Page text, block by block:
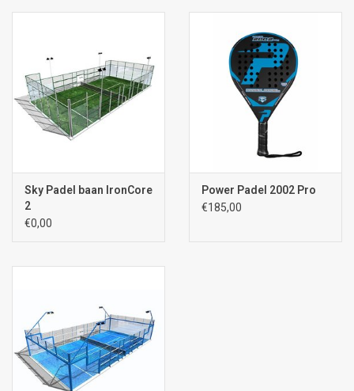
Sky Padel baan IronCore
2
€0,00
Power Padel 2002 Pro
€185,00